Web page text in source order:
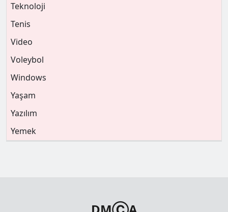
Teknoloji
Tenis
Video
Voleybol
Windows
Yaşam
Yazılım
Yemek